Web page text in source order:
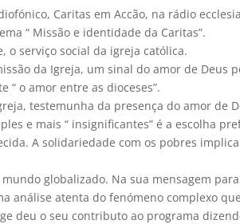
Caritas em Accão, na rádio
“ Missão e identidade da Caritas”.
o serviço social da igreja católica.
da Igreja, um sinal do amor de Deus
“ o amor entre as dioceses”.
testemunha da presença do amor de
e mais “ insignificantes” é a escolha
A solidariedade com os pobres
globalizado. Na sua mensagem
análise atenta do fenómeno complexo
deu o seu contributo ao programa